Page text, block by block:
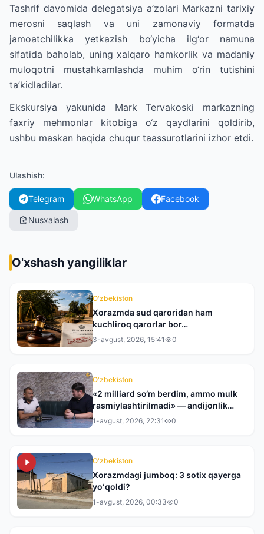
Tashrif davomida delegatsiya a’zolari Markazni tarixiy
merosni saqlash va uni zamonaviy formatda
jamoatchilikka yetkazish bo‘yicha ilg‘or namuna
sifatida baholab, uning xalqaro hamkorlik va madaniy
muloqotni mustahkamlashda muhim o‘rin tutishini
ta’kidladilar.
Ekskursiya yakunida Mark Tervakoski markazning
faxriy mehmonlar kitobiga o‘z qaydlarini qoldirib,
ushbu maskan haqida chuqur taassurotlarini izhor etdi.
Ulashish:
Telegram WhatsApp Facebook
Nusxalash
O'xshash yangiliklar
O'zbekiston
Xorazmda sud qaroridan ham
kuchliroq qarorlar bor…
3-avgust, 2026, 15:41 0
O'zbekiston
«2 milliard so‘m berdim, ammo mulk
rasmiylashtirilmadi» — andijonlik
tadbirkor tergovdan norozi
1-avgust, 2026, 22:31 0
O'zbekiston
Xorazmdagi jumboq: 3 sotix qayerga
yoʻqoldi?
1-avgust, 2026, 00:33 0